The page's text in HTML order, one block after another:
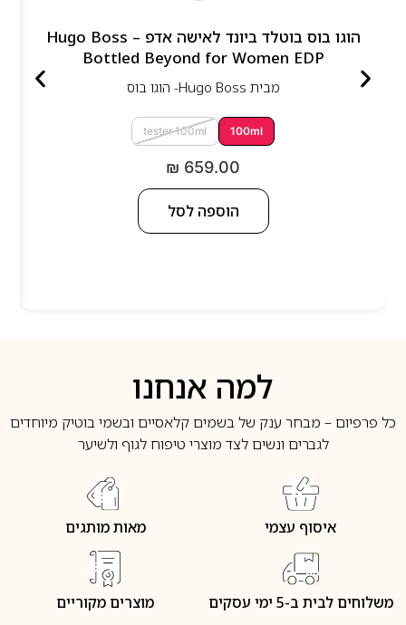
הוגו בוס בוטלד ביונד לאישה אדפ – Hugo Boss
Bottled Beyond for Women EDP
מבית Hugo Boss- הוגו בוס
100ml
tester 100ml
₪ 659.00
הוספה לסל
למה אנחנו
כל פרפיום – מבחר ענק של בשמים קלאסיים ובשמי בוטיק מיוחדים
לגברים ונשים לצד מוצרי טיפוח לגוף ולשיער
איסוף עצמי מאות מותגים
משלוחים לבית ב-5 ימי עסקים מוצרים מקוריים